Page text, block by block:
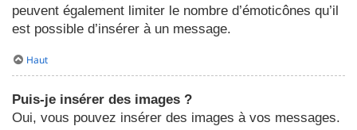
peuvent également limiter le nombre d’émoticônes qu’il
est possible d’insérer à un message.
Haut
Puis-je insérer des images ?
Oui, vous pouvez insérer des images à vos messages.